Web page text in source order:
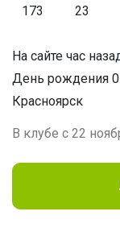
173 23
На сайте час
День рождения
Красноярск
В клубе с 22